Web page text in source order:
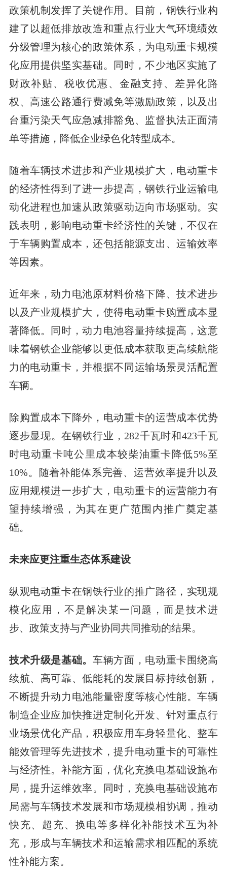
政策机制发挥了关键作用。目前，钢铁行业构
建了以超低排放改造和重点行业大气环境绩效
分级管理为核心的政策体系，为电动重卡规模
化应用提供坚实基础。同时，不少地区实施了
财政补贴、税收优惠、金融支持、差异化路
权、高速公路通行费减免等激励政策，以及出
台重污染天气应急减排豁免、监督执法正面清
单等措施，降低企业绿色化转型成本。
随着车辆技术进步和产业规模扩大，电动重卡
的经济性得到了进一步提高，钢铁行业运输电
动化进程也加速从政策驱动迈向市场驱动。实
践表明，影响电动重卡经济性的关键，不仅在
于车辆购置成本，还包括能源支出、运输效率
等因素。
近年来，动力电池原材料价格下降、技术进步
以及产业规模扩大，使得电动重卡购置成本显
著降低。同时，动力电池容量持续提高，这意
味着钢铁企业能够以更低成本获取更高续航能
力的电动重卡，并根据不同运输场景灵活配置
车辆。
除购置成本下降外，电动重卡的运营成本优势
逐步显现。在钢铁行业，282千瓦时和423千瓦
时电动重卡吨公里成本较柴油重卡降低5%至
10%。随着补能体系完善、运营效率提升以及
应用规模进一步扩大，电动重卡的运营能力有
望持续增强，为其在更广范围内推广奠定基
础。
未来应更注重生态体系建设
纵观电动重卡在钢铁行业的推广路径，实现规
模化应用，不是解决某一问题，而是技术进
步、政策支持与产业协同共同推动的结果。
技术升级是基础。车辆方面，电动重卡围绕高
续航、高可靠、低能耗的发展目标持续创新，
不断提升动力电池能量密度等核心性能。车辆
制造企业应加快推进定制化开发、针对重点行
业场景优化产品，积极应用车身轻量化、整车
能效管理等先进技术，提升电动重卡的可靠性
与经济性。补能方面，优化充换电基础设施布
局，提升运维效率。同时，充换电基础设施布
局需与车辆技术发展和市场规模相协调，推动
快充、超充、换电等多样化补能技术互为补
充，形成与车辆技术和运输需求相匹配的系统
性补能方案。